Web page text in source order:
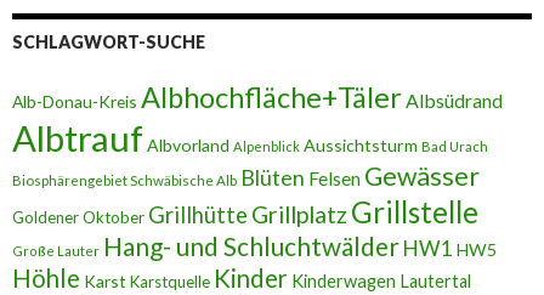
SCHLAGWORT-SUCHE
Alb-Donau-Kreis Albhochfläche+TälerAlbsüdrand
Albtrauf Albvorland Alpenblick Aussichtsturm Bad Urach
Biosphärengebiet Schwäbische Alb Blüten Felsen Gewässer
Goldener Oktober Grillhütte Grillplatz Grillstelle
Große Lauter Hang- und SchluchtwälderHW1 HW5
Höhle Karst Karstquelle Kinder Kinderwagen Lautertal